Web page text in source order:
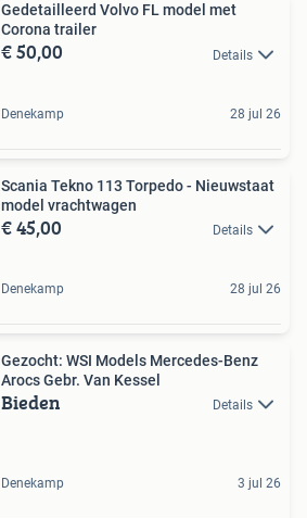
Gedetailleerd Volvo FL model met
Corona trailer
€ 50,00 Details
Denekamp 28 jul 26
Scania Tekno 113 Torpedo - Nieuwstaat
model vrachtwagen
€ 45,00 Details
Denekamp 28 jul 26
Gezocht: WSI Models Mercedes-Benz
Arocs Gebr. Van Kessel
Bieden Details
Denekamp 3 jul 26